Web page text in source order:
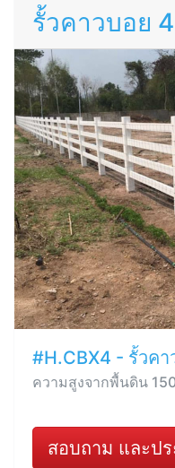
รั้วคาวบอย
#H.CBX4 - รั้วค
ความสูงจากพื้นดิน
สอบถาม และปร